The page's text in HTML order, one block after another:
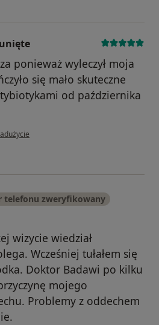
ponieważ wyleczył moja
się mało skuteczne
od października
Konto zostało usunięte
telefonu zweryfikowany
wizycie wiedział
Wcześniej tułałem się
Doktor Badawi po kilku
mojego
Problemy z oddechem